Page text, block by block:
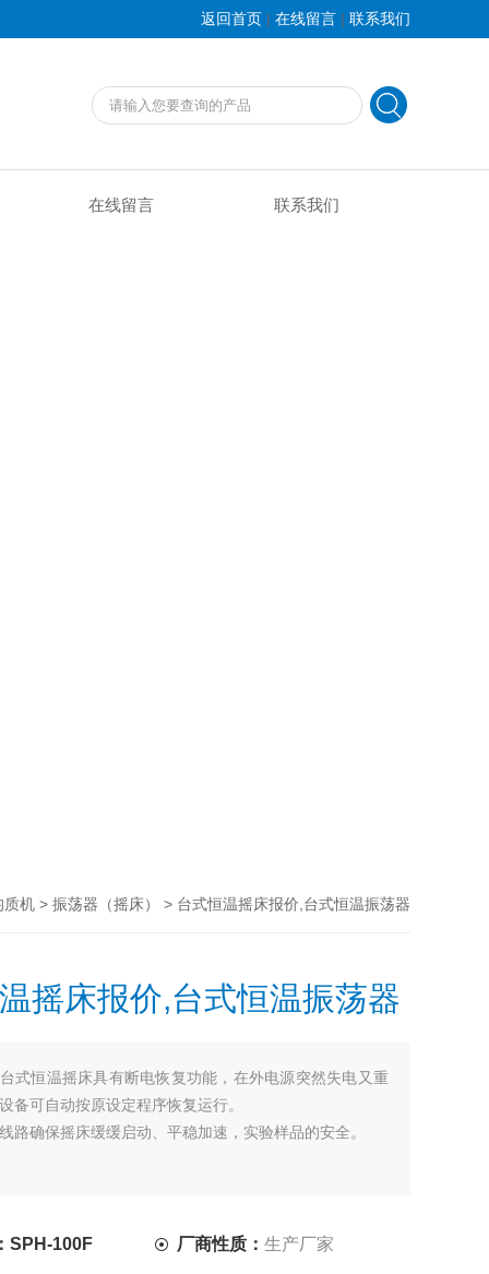
返回首页 | 在线留言 | 联系我们
在线留言 联系我们
质机 > 振荡器（摇床） > 台式恒温摇床报价,台式恒温振荡器
摇床报价,台式恒温振荡器
台式恒温摇床具有断电恢复功能，在外电源突然失电又重
备可自动按原设定程序恢复运行。
路确保摇床缓缓启动、平稳加速，实验样品的安全。
SPH-100F 厂商性质：生产厂家